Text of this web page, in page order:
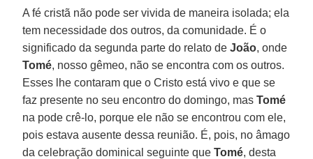
A fé cristã não pode ser vivida de maneira isolada; ela
tem necessidade dos outros, da comunidade. É o
significado da segunda parte do relato deJoão, onde
Tomé, nosso gêmeo, não se encontra com os outros.
Esses lhe contaram que o Cristo está vivo e que se
faz presente no seu encontro do domingo, masTomé
na pode crê-lo, porque ele não se encontrou com ele,
pois estava ausente dessa reunião. É, pois, no âmago
da celebração dominical seguinte queTomé, desta